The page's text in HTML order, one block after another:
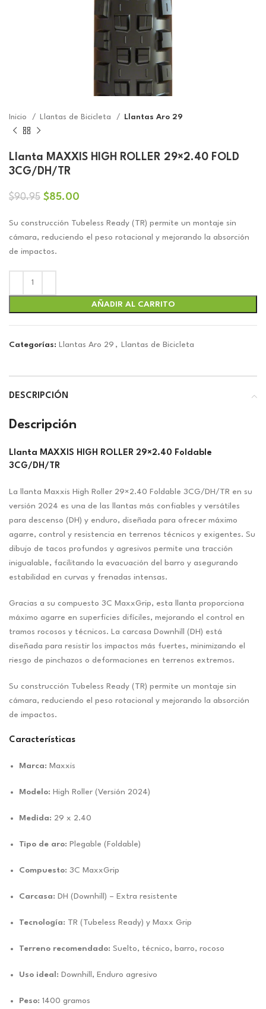
Inicio Llantas de Bicicleta Llantas Aro 29
Llanta MAXXIS HIGH ROLLER 29×2.40 FOLD
3CG/DH/TR
$90.95 El
original
era:
$90.95.
$85.00
actual
es:
Su construcción Tubeless Ready (TR) permite un montaje sin
cámara, reduciendo el peso rotacional y mejorando la absorción
de impactos.
AÑADIR AL CARRITO
Categorías: Llantas Aro 29 , Llantas de Bicicleta
DESCRIPCIÓN
Descripción
Llanta MAXXIS HIGH ROLLER 29×2.40 Foldable
3CG/DH/TR
La llanta Maxxis High Roller 29×2.40 Foldable 3CG/DH/TR en su
versión 2024 es una de las llantas más confiables y versátiles
para descenso (DH) y enduro, diseñada para ofrecer máximo
agarre, control y resistencia en terrenos técnicos y exigentes. Su
dibujo de tacos profundos y agresivos permite una tracción
inigualable, facilitando la evacuación del barro y asegurando
estabilidad en curvas y frenadas intensas.
Gracias a su compuesto 3C MaxxGrip, esta llanta proporciona
máximo agarre en superficies difíciles, mejorando el control en
tramos rocosos y técnicos. La carcasa Downhill (DH) está
diseñada para resistir los impactos más fuertes, minimizando el
riesgo de pinchazos o deformaciones en terrenos extremos.
Su construcción Tubeless Ready (TR) permite un montaje sin
cámara, reduciendo el peso rotacional y mejorando la absorción
de impactos.
Características
Marca: Maxxis
Modelo: High Roller (Versión 2024)
Medida: 29 x 2.40
Tipo de aro: Plegable (Foldable)
Compuesto: 3C MaxxGrip
Carcasa: DH (Downhill) – Extra resistente
Tecnología: TR (Tubeless Ready) y Maxx Grip
Terreno recomendado: Suelto, técnico, barro, rocoso
Uso ideal: Downhill, Enduro agresivo
Peso: 1400 gramos